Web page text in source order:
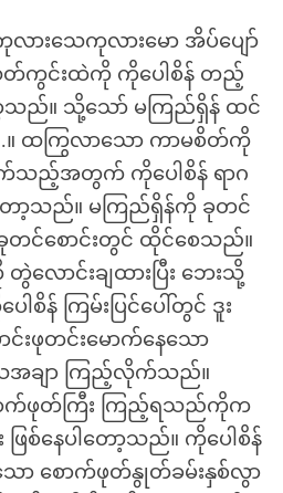
ားသေကုလားမော အိပ်ပျော်
တ်ကွင်းထဲကို ကိုပေါစိန် တည့်
သည်။ သို့သော် မကြည်ရှိန် ထင်
ထကြွလာသော ကာမစိတ်ကို
က်သည့်အတွက် ကိုပေါစိန် ရာဂ
ော့သည်။ မကြည်ရှိန်ကို ခုတင်
တင်စောင်းတွင် ထိုင်စေသည်။
တွဲလောင်းချထားပြီး ဘေးသို့
န် ကြမ်းပြင်ပေါ်တွင် ဒူး
းဖုတင်းမောက်နေသော
အချာ ကြည့်လိုက်သည်။
ာက်ဖုတ်ကြီး ကြည့်ရသည်ကိုက
ဖြစ်နေပါတော့သည်။ ကိုပေါစိန်
ာ စောက်ဖုတ်နွုတ်ခမ်းနှစ်လွာ